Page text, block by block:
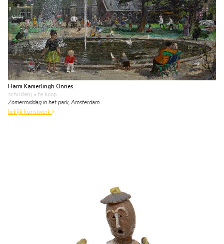
Harm Kamerlingh Onnes
schilderij • te koop
Zomermiddag in het park, Amsterdam
bekijk kunstwerk